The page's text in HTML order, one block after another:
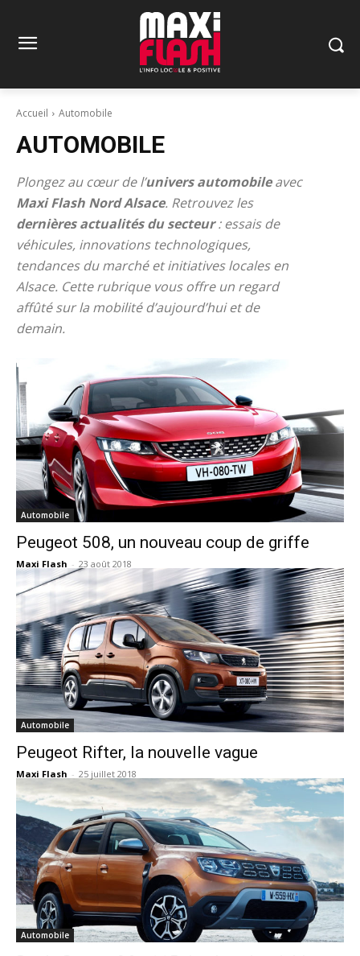
Accueil Automobile
AUTOMOBILE
Plongez au cœur de l’univers automobileavec
Maxi Flash Nord Alsace. Retrouvez les
dernières actualités du secteur: essais de
véhicules, innovations technologiques,
tendances du marché et initiatives locales en
Alsace. Cette rubrique vous offre un regard
affûté sur la mobilité d’aujourd’hui et de
demain.
Automobile
Peugeot 508, un nouveau coup de griffe
Maxi Flash - 23 août 2018
Automobile
Peugeot Rifter, la nouvelle vague
Maxi Flash - 25 juillet 2018
Automobile